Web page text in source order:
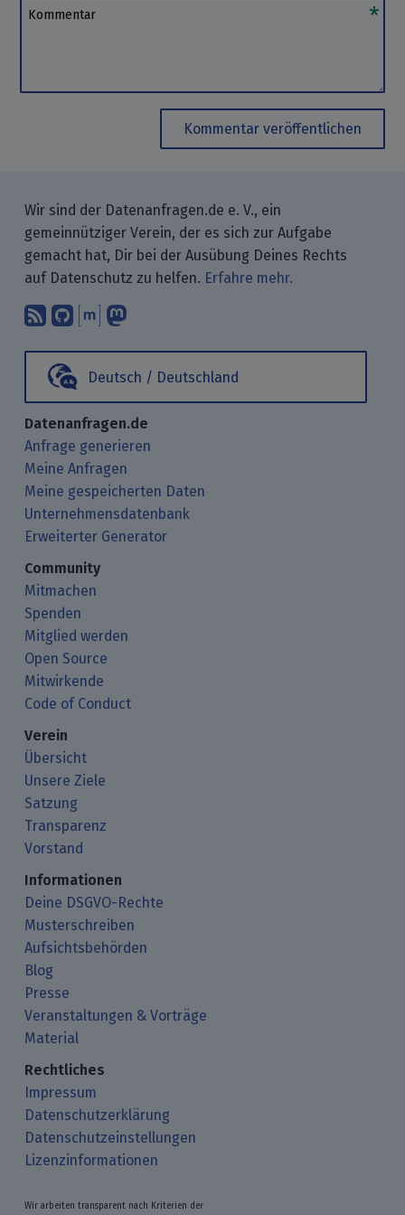
Kommentar
Kommentar veröffentlichen
Wir sind der Datenanfragen.de e. V., ein
gemeinnütziger Verein, der es sich zur Aufgabe
gemacht hat, Dir bei der Ausübung Deines Rechts
auf Datenschutz zu helfen. Erfahre mehr.
Abonniere unsere Blogbeiträge mit
Finde uns bei GitHub.
Unterhalte Dich mit uns über
Deutsch / Deutschland
Datenanfragen.de
Anfrage generieren
Meine Anfragen
Meine gespeicherten Daten
Unternehmensdatenbank
Erweiterter Generator
Community
Mitmachen
Spenden
Mitglied werden
Open Source
Mitwirkende
Code of Conduct
Verein
Übersicht
Unsere Ziele
Satzung
Transparenz
Vorstand
Informationen
Deine DSGVO-Rechte
Musterschreiben
Aufsichtsbehörden
Blog
Presse
Veranstaltungen & Vorträge
Material
Rechtliches
Impressum
Datenschutzerklärung
Datenschutzeinstellungen
Lizenzinformationen
Wir arbeiten transparent nach Kriterien der